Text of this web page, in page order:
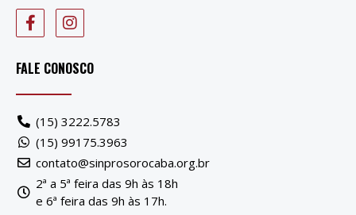
FALE CONOSCO
(15) 3222.5783
(15) 99175.3963
contato@sinprosorocaba.org.br
2ª a 5ª feira das 9h às 18h
e 6ª feira das 9h às 17h.